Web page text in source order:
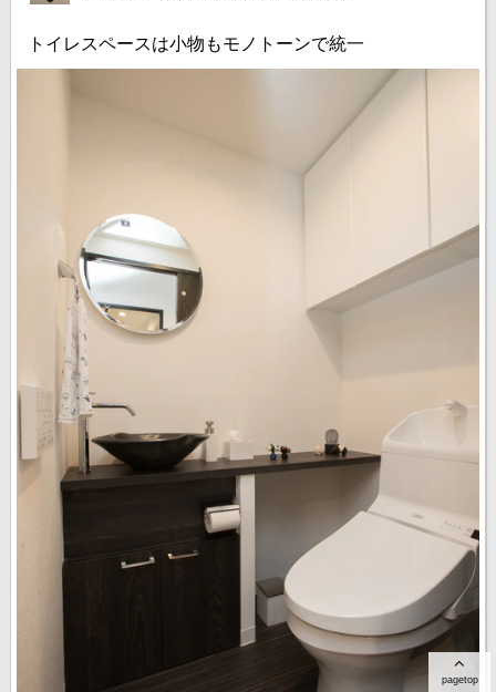
トイレスペースは小物もモノトーンで統一
pagetop